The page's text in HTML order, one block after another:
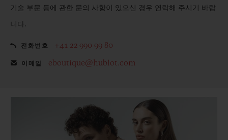
기술 부문 등에 관한 문의 사항이 있으신 경우 연락해 주시기 바랍
니다.
전화번호 +41 22 990 99 80
이메일 eboutique@hublot.com